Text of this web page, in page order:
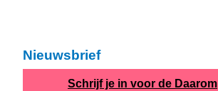
Nieuwsbrief
Schrijf je in voor de Daarom